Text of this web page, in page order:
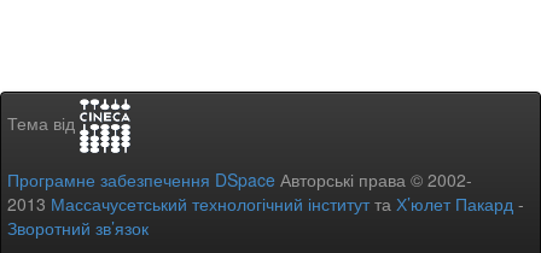
Тема від
Програмне забезпечення DSpace Авторські права © 2002-
2013 Массачусетський технологічний інститутта Х’юлет Пакард -
Зворотний зв’язок